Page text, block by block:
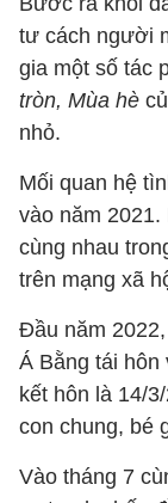
tư cách người
gia một số tác
tròn, Mùa hè
nhỏ.
Mối quan hệ
vào năm
cùng nhau
trên mạng xã
Đầu năm
Á Bằng tái hôn
kết hôn là 14/
con chung, bé
Vào tháng 7